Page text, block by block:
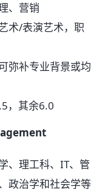
、营销
术/表演艺术，职
弥补专业背景或均
，其余6.0
、理工科、IT、管
政治学和社会学等